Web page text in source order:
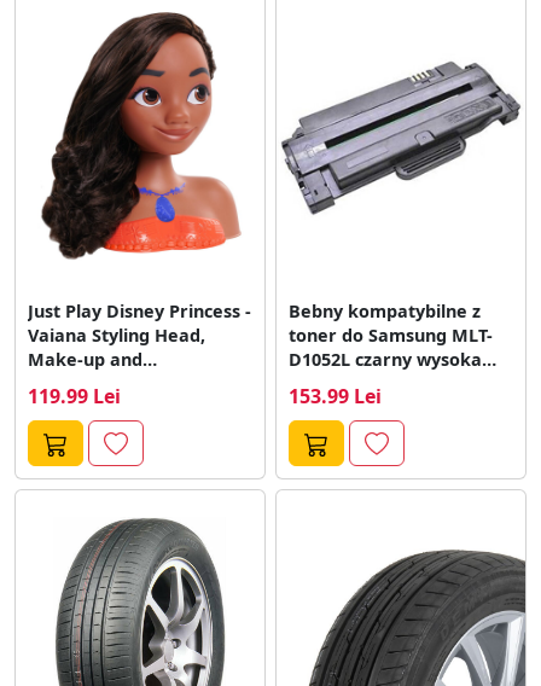
Just Play Disney Princess -
Vaiana Styling Head,
Make-up and
119.99 Lei
Bebny kompatybilne z
toner do Samsung MLT-
D1052L czarny wysoka
153.99 Lei